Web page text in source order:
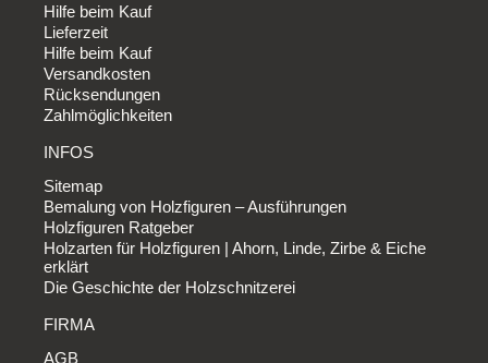
Hilfe beim Kauf
Lieferzeit
Hilfe beim Kauf
Versandkosten
Rücksendungen
Zahlmöglichkeiten
INFOS
Sitemap
Bemalung von Holzfiguren – Ausführungen
Holzfiguren Ratgeber
Holzarten für Holzfiguren | Ahorn, Linde, Zirbe & Eiche
erklärt
Die Geschichte der Holzschnitzerei
FIRMA
AGB